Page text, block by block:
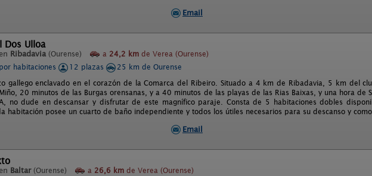
Email
Dos Ulloa
Ribadavia (Ourense) a 24,2 km de Verea (Ourense)
habitaciones
12 plazas
25 km de Ourense
gallego enclavado en el corazón de la Comarca del Ribeiro. Situado a 4 km de Ribadavia, 5 km del
20 minutos de las Burgas orensanas, y a 40 minutos de las playas de las Rias Baixas, y una hora de
no dude en descansar y disfrutar de este magnífico paraje. Consta de 5 habitaciones dobles
habitación posee un cuarto de baño independiente y todos los útiles necesarios para su descanso y
Email
Baltar (Ourense) a 26,6 km de Verea (Ourense)